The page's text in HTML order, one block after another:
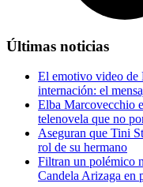
Últimas noticias
El emotivo video de
internación: el
Elba Marcovecchio
telenovela que no
Aseguran que Tini
rol de su hermano
Filtran un polémico
Candela Arizaga en